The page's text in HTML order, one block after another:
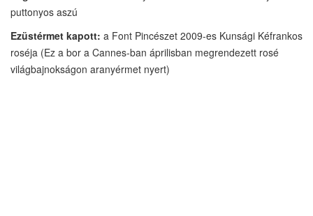
puttonyos aszú
Ezüstérmet kapott: a Font Pincészet 2009-es Kunsági Kéfrankos
roséja (Ez a bor a Cannes-ban áprilisban megrendezett rosé
világbajnokságon aranyérmet nyert)